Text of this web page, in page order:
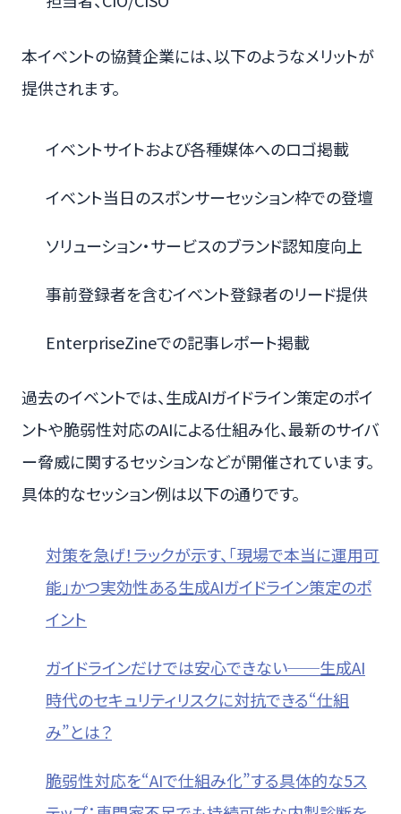
本イベントの協賛企業には、以下のようなメリットが
提供されます。
イベントサイトおよび各種媒体へのロゴ掲載
イベント当日のスポンサーセッション枠での登壇
ソリューション・サービスのブランド認知度向上
事前登録者を含むイベント登録者のリード提供
EnterpriseZineでの記事レポート掲載
過去のイベントでは、生成AIガイドライン策定のポイ
ントや脆弱性対応のAIによる仕組み化、最新のサイバ
ー脅威に関するセッションなどが開催されています。
具体的なセッション例は以下の通りです。
対策を急げ！ラックが示す、「現場で本当に運用可
能」かつ実効性ある生成AIガイドライン策定のポ
イント
ガイドラインだけでは安心できない──生成AI
時代のセキュリティリスクに対抗できる“仕組
み”とは？
脆弱性対応を“AIで仕組み化”する具体的な5ス